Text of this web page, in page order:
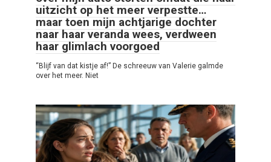
uitzicht op het meer verpestte…
maar toen mijn achtjarige dochter
naar haar veranda wees, verdween
haar glimlach voorgoed
“Blijf van dat kistje af!” De schreeuw van Valerie galmde
over het meer. Niet